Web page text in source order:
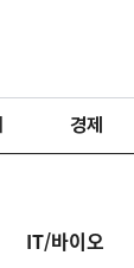
경제
IT/바이오